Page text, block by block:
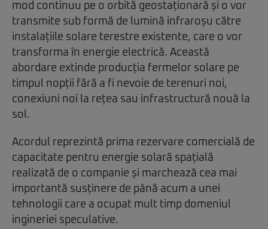
mod continuu pe o orbită geostaționară și o vor
transmite sub formă de lumină infraroșu către
instalațiile solare terestre existente, care o vor
transforma în energie electrică. Această
abordare extinde producția fermelor solare pe
timpul nopții fără a fi nevoie de terenuri noi,
conexiuni noi la rețea sau infrastructură nouă la
sol.
Acordul reprezintă prima rezervare comercială de
capacitate pentru energie solară spațială
realizată de o companie și marchează cea mai
importantă susținere de până acum a unei
tehnologii care a ocupat mult timp domeniul
ingineriei speculative.